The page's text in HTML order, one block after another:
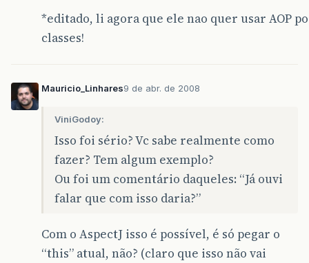
*editado, li agora que ele nao quer usar AOP
classes!
Mauricio_Linhares9 de abr. de 2008
ViniGodoy:
Isso foi sério? Vc sabe realmente como
fazer? Tem algum exemplo?
Ou foi um comentário daqueles: “Já ouvi
falar que com isso daria?”
Com o AspectJ isso é possível, é só pegar o
“this” atual, não? (claro que isso não vai